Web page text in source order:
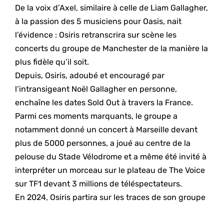
De la voix d’Axel, similaire à celle de Liam Gallagher,
à la passion des 5 musiciens pour Oasis, nait
l’évidence : Osiris retranscrira sur scène les
concerts du groupe de Manchester de la manière la
plus fidèle qu’il soit.
Depuis, Osiris, adoubé et encouragé par
l’intransigeant Noël Gallagher en personne,
enchaîne les dates Sold Out à travers la France.
Parmi ces moments marquants, le groupe a
notamment donné un concert à Marseille devant
plus de 5000 personnes, a joué au centre de la
pelouse du Stade Vélodrome et a même été invité à
interpréter un morceau sur le plateau de The Voice
sur TF1 devant 3 millions de téléspectateurs.
En 2024, Osiris partira sur les traces de son groupe